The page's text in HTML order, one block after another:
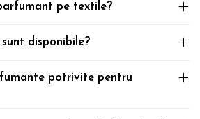
pe textile?
disponibile?
potrivite pentru